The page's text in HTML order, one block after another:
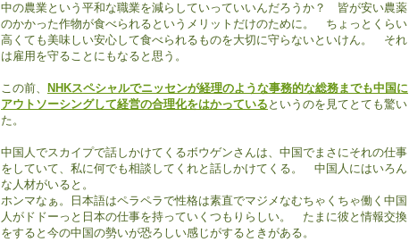
中の農業という平和な職業を減らしていっていいんだろうか？ 皆が安い農薬
のかかった作物が食べられるというメリットだけのために。 ちょっとくらい
高くても美味しい安心して食べられるものを大切に守らないといけん。 それ
は雇用を守ることにもなると思う。
この前、
NHKスペシャルでニッセンが経理のような事務的な総務までも中国に
アウトソーシングして経営の合理化をはかっている というのを見てとても驚い
た。
中国人でスカイプで話しかけてくるボウゲンさんは、中国でまさにそれの仕事
をしていて、私に何でも相談してくれと話しかけてくる。 中国人にはいろん
な人材がいると。
ホンマなぁ。日本語はペラペラで性格は素直でマジメなむちゃくちゃ働く中国
人がドドーっと日本の仕事を持っていくつもりらしい。 たまに彼と情報交換
をすると今の中国の勢いが恐ろしい感じがするときがある。